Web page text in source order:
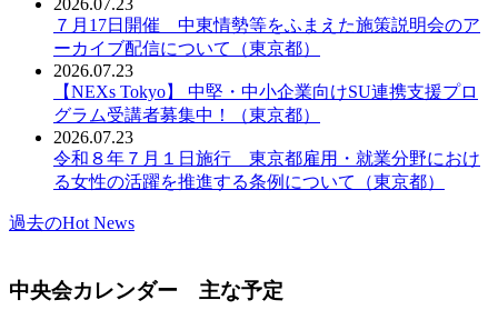
2026.07.23
７月17日開催 中東情勢等をふまえた施策説明会のア
ーカイブ配信について（東京都）
2026.07.23
【NEXs Tokyo】 中堅・中小企業向けSU連携支援プロ
グラム受講者募集中！（東京都）
2026.07.23
令和８年７月１日施行 東京都雇用・就業分野におけ
る女性の活躍を推進する条例について（東京都）
過去のHot News
中央会カレンダー 主な予定